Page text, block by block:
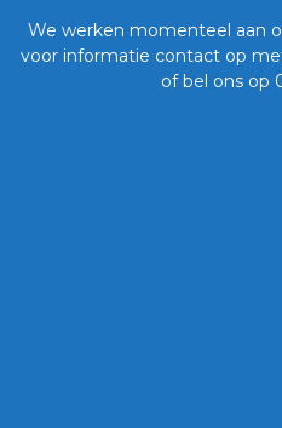
We werken momenteel aan
voor informatie contact op
of bel ons op